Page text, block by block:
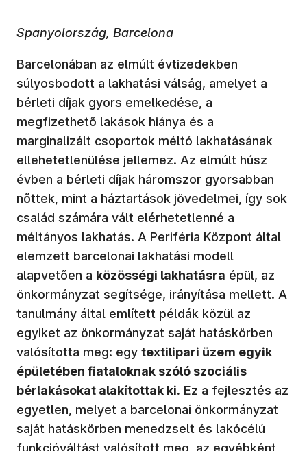
Spanyolország, Barcelona
Barcelonában az elmúlt évtizedekben
súlyosbodott a lakhatási válság, amelyet a
bérleti díjak gyors emelkedése, a
megfizethető lakások hiánya és a
marginalizált csoportok méltó lakhatásának
ellehetetlenülése jellemez. Az elmúlt húsz
évben a bérleti díjak háromszor gyorsabban
nőttek, mint a háztartások jövedelmei, így sok
család számára vált elérhetetlenné a
méltányos lakhatás. A Periféria Központ által
elemzett barcelonai lakhatási modell
alapvetően a közösségi lakhatásra épül, az
önkormányzat segítsége, irányítása mellett. A
tanulmány által említett példák közül az
egyiket az önkormányzat saját hatáskörben
valósította meg: egy textilipari üzem egyik
épületében fiataloknak szóló szociális
bérlakásokat alakítottak ki. Ez a fejlesztés az
egyetlen, melyet a barcelonai önkormányzat
saját hatáskörben menedzselt és lakócélú
funkcióváltást valósított meg, az egyébként